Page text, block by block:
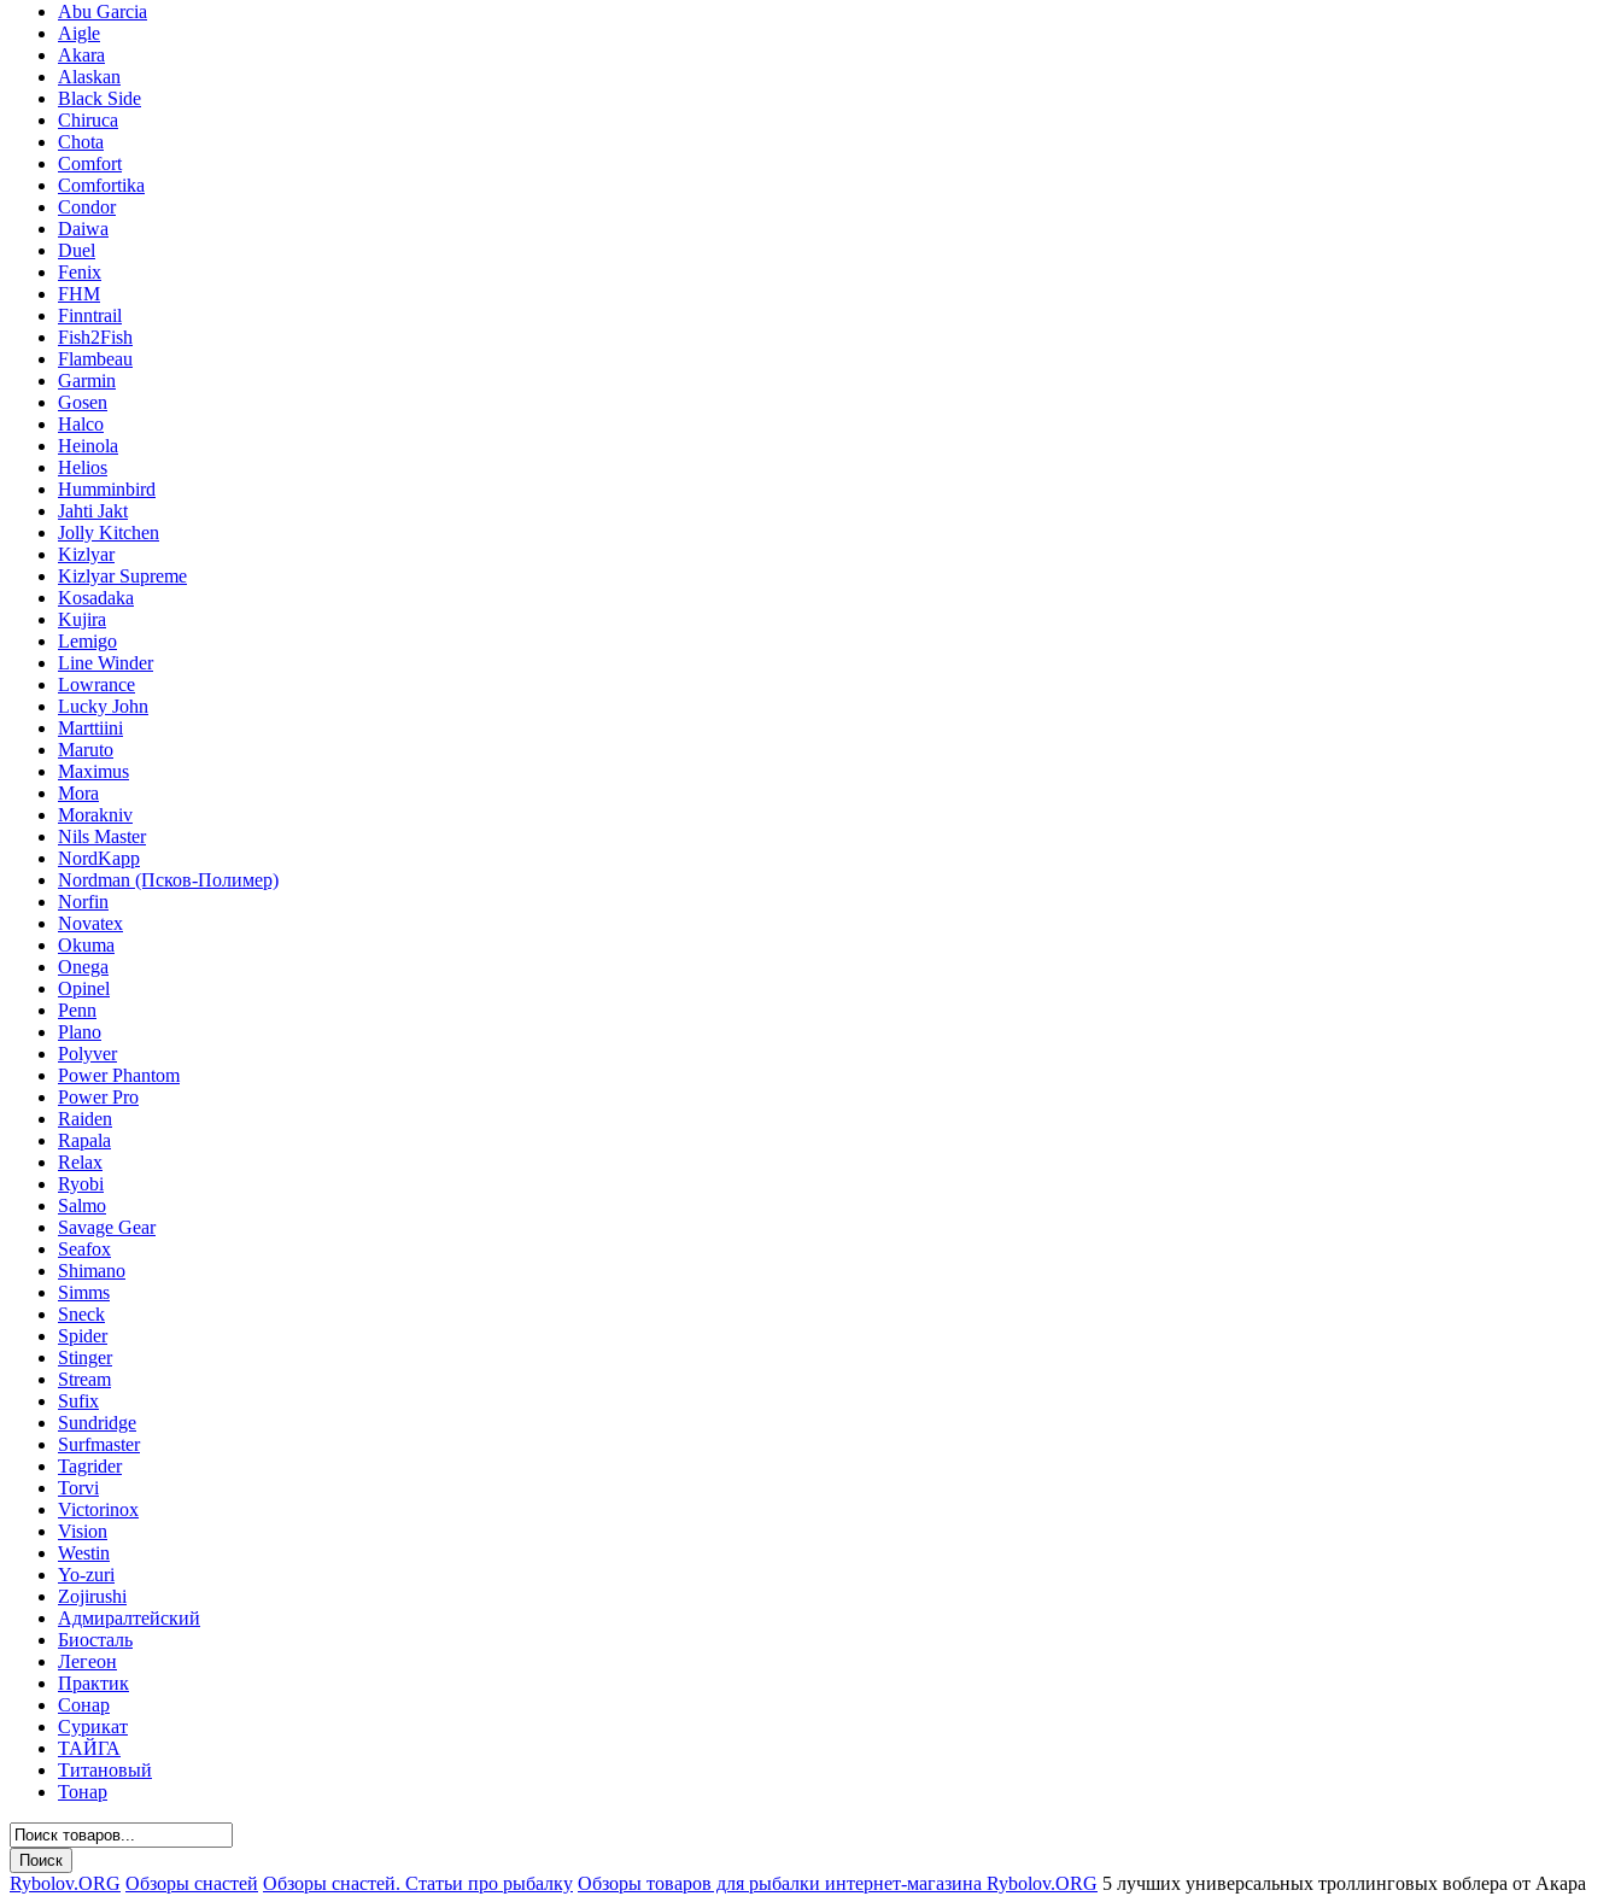
Abu Garcia
Aigle
Akara
Alaskan
Black Side
Chiruca
Chota
Comfort
Comfortika
Condor
Daiwa
Duel
Fenix
FHM
Finntrail
Fish2Fish
Flambeau
Garmin
Gosen
Halco
Heinola
Helios
Humminbird
Jahti Jakt
Jolly Kitchen
Kizlyar
Kizlyar Supreme
Kosadaka
Kujira
Lemigo
Line Winder
Lowrance
Lucky John
Marttiini
Maruto
Maximus
Mora
Morakniv
Nils Master
NordKapp
Nordman (Псков-Полимер)
Norfin
Novatex
Okuma
Onega
Opinel
Penn
Plano
Polyver
Power Phantom
Power Pro
Raiden
Rapala
Relax
Ryobi
Salmo
Savage Gear
Seafox
Shimano
Simms
Sneck
Spider
Stinger
Stream
Sufix
Sundridge
Surfmaster
Tagrider
Torvi
Victorinox
Vision
Westin
Yo-zuri
Zojirushi
Адмиралтейский
Биосталь
Легеон
Практик
Сонар
Сурикат
ТАЙГА
Титановый
Тонар
Rybolov.ORG Обзоры снастей Обзоры снастей. Статьи про рыбалку Обзоры товаров для рыбалки интернет-магазина Rybolov.ORG 5 лучших универсальных троллинговых воблера от Акара